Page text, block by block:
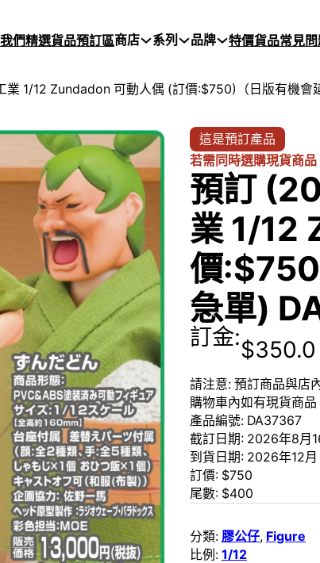
們精選貨品預訂區商店 系列 品牌 特價貨品常見
1/12 Zundadon 可動人偶 (訂價:$750)（日版有機會
這是預訂產品
若需同時選購現貨商
預訂
業 1/12
價
急單)
訂金:$350.0
請注意: 預訂商品與店
購物車內如有現貨商
產品編號: DA37367
截訂日期: 2026年8月
到貨日期: 2026年12月
訂價: $750
尾數: $400
分類: 膠公仔, Figure
比例: 1/12